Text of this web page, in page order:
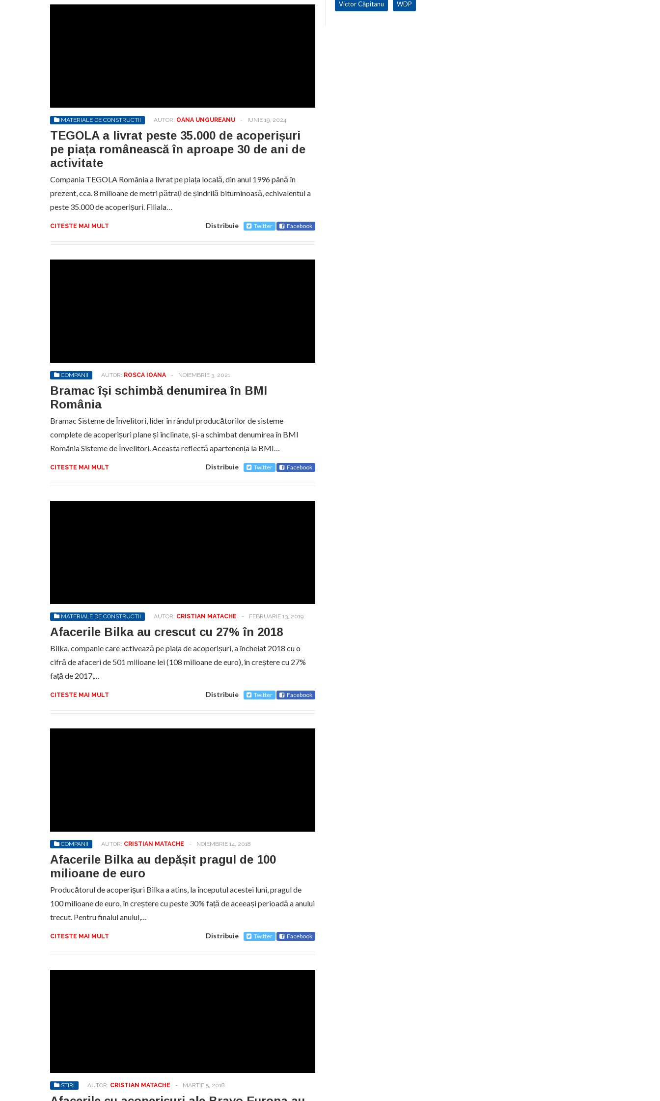
MATERIALE DE CONSTRUCTII AUTOR: OANA UNGUREANU - IUNIE 19, 2024
TEGOLA a livrat peste 35.000 de acoperișuri
pe piața românească în aproape 30 de ani de
activitate
Compania TEGOLA România a livrat pe piața locală, din anul 1996 până în
prezent, cca. 8 milioane de metri pătrați de șindrilă bituminoasă, echivalentul a
peste 35.000 de acoperișuri. Filiala…
CITESTE MAI MULT Distribuie Twitter Facebook
COMPANII AUTOR: ROSCA IOANA - NOIEMBRIE 3, 2021
Bramac își schimbă denumirea în BMI
România
Bramac Sisteme de Învelitori, lider în rândul producătorilor de sisteme
complete de acoperișuri plane și înclinate, și-a schimbat denumirea în BMI
România Sisteme de Învelitori. Aceasta reflectă apartenența la BMI…
CITESTE MAI MULT Distribuie Twitter Facebook
MATERIALE DE CONSTRUCTII AUTOR: CRISTIAN MATACHE - FEBRUARIE 13, 2019
Afacerile Bilka au crescut cu 27% în 2018
Bilka, companie care activează pe piața de acoperișuri, a încheiat 2018 cu o
cifră de afaceri de 501 milioane lei (108 milioane de euro), în creștere cu 27%
față de 2017,…
CITESTE MAI MULT Distribuie Twitter Facebook
COMPANII AUTOR: CRISTIAN MATACHE - NOIEMBRIE 14, 2018
Afacerile Bilka au depășit pragul de 100
milioane de euro
Producătorul de acoperișuri Bilka a atins, la începutul acestei luni, pragul de
100 milioane de euro, în creștere cu peste 30% față de aceeași perioadă a anului
trecut. Pentru finalul anului,…
CITESTE MAI MULT Distribuie Twitter Facebook
STIRI AUTOR: CRISTIAN MATACHE - MARTIE 5, 2018
Victor Căpitanu WDP